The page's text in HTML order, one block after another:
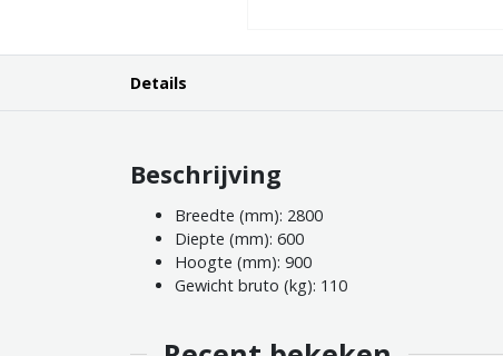
Details
Beschrijving
Breedte (mm): 2800
Diepte (mm): 600
Hoogte (mm): 900
Gewicht bruto (kg): 110